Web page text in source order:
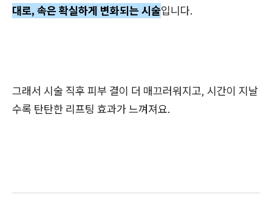
대로, 속은 확실하게 변화되는 시술입니다.
그래서 시술 직후 피부 결이 더 매끄러워지고, 시간이 지날
수록 탄탄한 리프팅 효과가 느껴져요.